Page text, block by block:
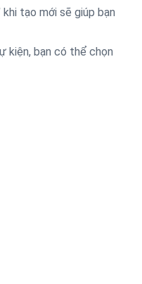
tạo mới sẽ giúp bạn
kiện, bạn có thể chọn